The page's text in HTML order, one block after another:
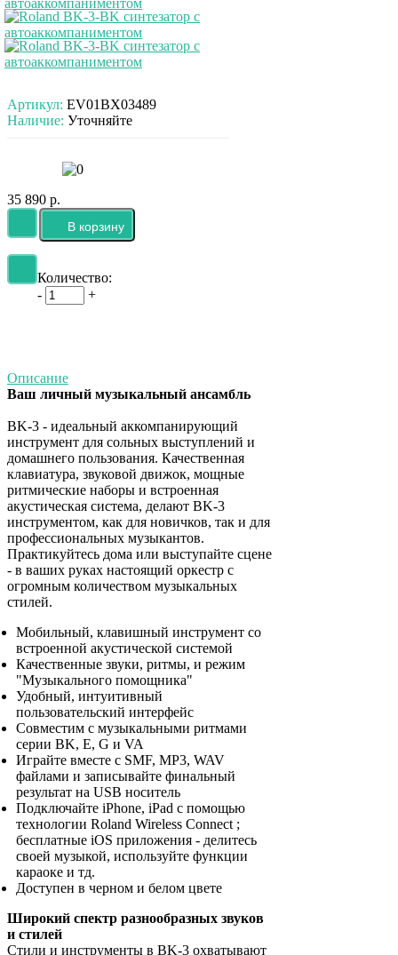
Артикул: EV01BX03489
Наличие: Уточняйте
35 890 р.
Количество:
-
+
Описание
Ваш личный музыкальный ансамбль
BK-3 - идеальный аккомпанирующий
инструмент для сольных выступлений и
домашнего пользования. Качественная
клавиатура, звуковой движок, мощные
ритмические наборы и встроенная
акустическая система, делают BK-3
инструментом, как для новичков, так и для
профессиональных музыкантов.
Практикуйтесь дома или выступайте сцене
- в ваших руках настоящий оркестр с
огромным количеством музыкальных
стилей.
Мобильный, клавишный инструмент со
встроенной акустической системой
Качественные звуки, ритмы, и режим
"Музыкального помощника"
Удобный, интуитивный
пользовательский интерфейс
Совместим с музыкальными ритмами
серии BK, E, G и VA
Играйте вместе с SMF, MP3, WAV
файлами и записывайте финальный
результат на USB носитель
Подключайте iPhone, iPad с помощью
технологии Roland Wireless Connect ;
бесплатные iOS приложения - делитесь
своей музыкой, используйте функции
караоке и тд.
Доступен в черном и белом цвете
Широкий спектр разнообразных звуков
и стилей
Стили и инструменты в BK-3 охватывают